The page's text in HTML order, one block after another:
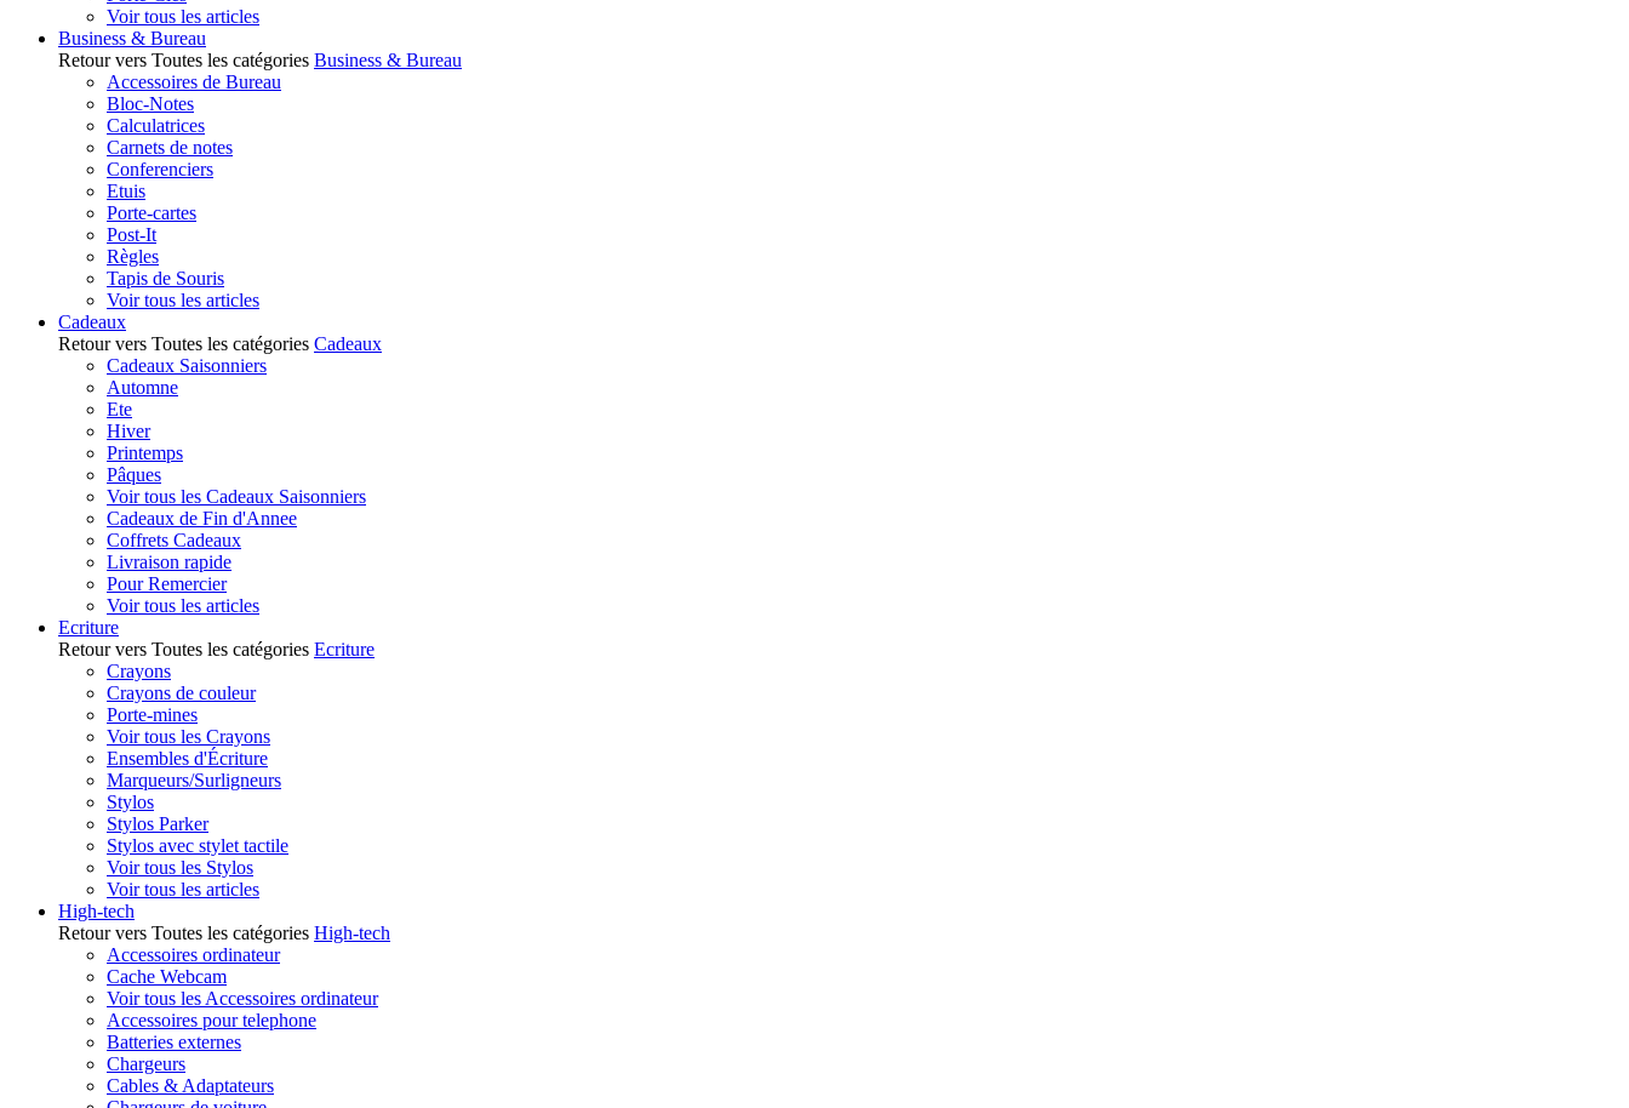
Voir tous les articles
Business & Bureau
Retour vers Toutes les catégories Business & Bureau
Accessoires de Bureau
Bloc-Notes
Calculatrices
Carnets de notes
Conferenciers
Etuis
Porte-cartes
Post-It
Règles
Tapis de Souris
Voir tous les articles
Cadeaux
Retour vers Toutes les catégories Cadeaux
Cadeaux Saisonniers
Automne
Ete
Hiver
Printemps
Pâques
Voir tous les Cadeaux Saisonniers
Cadeaux de Fin d'Annee
Coffrets Cadeaux
Livraison rapide
Pour Remercier
Voir tous les articles
Ecriture
Retour vers Toutes les catégories Ecriture
Crayons
Crayons de couleur
Porte-mines
Voir tous les Crayons
Ensembles d'Écriture
Marqueurs/Surligneurs
Stylos
Stylos Parker
Stylos avec stylet tactile
Voir tous les Stylos
Voir tous les articles
High-tech
Retour vers Toutes les catégories High-tech
Accessoires ordinateur
Cache Webcam
Voir tous les Accessoires ordinateur
Accessoires pour telephone
Batteries externes
Chargeurs
Cables & Adaptateurs